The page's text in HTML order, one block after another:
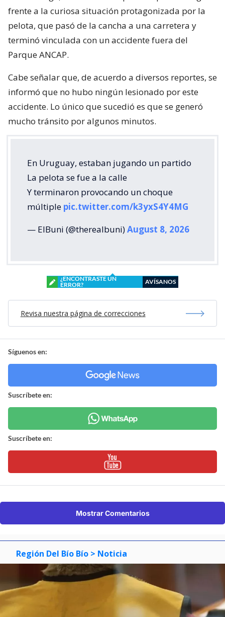
frente a la curiosa situación protagonizada por la
pelota, que pasó de la cancha a una carretera y
terminó vinculada con un accidente fuera del
Parque ANCAP.
Cabe señalar que, de acuerdo a diversos reportes, se
informó que no hubo ningún lesionado por este
accidente. Lo único que sucedió es que se generó
mucho tránsito por algunos minutos.
En Uruguay, estaban jugando un partido
La pelota se fue a la calle
Y terminaron provocando un choque
múltiple pic.twitter.com/k3yxS4Y4MG
— ElBuni (@therealbuni)August 8, 2026
¿ENCONTRASTE UN
ERROR?
AVÍSANOS
Revisa nuestra página de correcciones
Síguenos en:
Suscríbete en:
Suscríbete en:
Mostrar Comentarios
Región Del Bío Bío > Noticia